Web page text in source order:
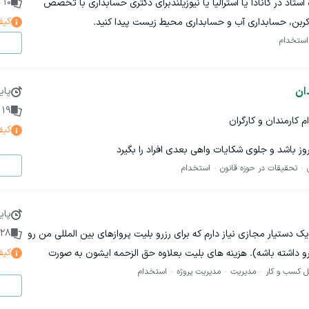
مناسب
بر اساس حجم کار)
کنید:
مشابه
تولیدشده با هوش مصنوعی)
در کانادا یا استرالیا یا نیوزیلندبرای دکتری حسابداری با تخصص
حسابداری آب و حسابداری محیط زیست پیدا کنید.
استخدام
کارمندان و کارگران
روز باشد و جلوی شکایات واهی بعدی افراد را بگیرد
مجموعه و دستمزد جداگانه به صورت ساعتی
مهم است
نکردن فرد ، امکان شکایات بعدی رو سلب بکنه
تحقیقات در حوزه قانون استخدام
19
مجازی نیاز دارم که برای رزرو بلیت پروازهای بین المللی من رو
داشته باشه). هزینه های بلیت بعلاوه حق الزحمه ایشون به صورت
پرداخت امن انجام میشه و ایشون صرفا کار رزرو بلیت رو انجام میده. همچنین در آینده یک سری کارهای
چت بهتون میگم لطفا اگر شرایط انجام این کار رو دارید به من پیام
کسب و کار مدیریت مدیریت پروژه
استخدام
28